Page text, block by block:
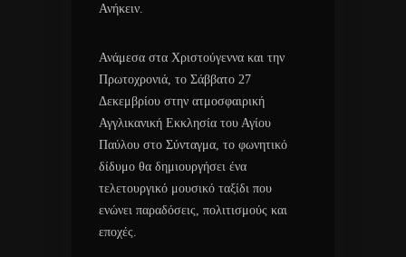
Ανήκειν.
Ανάμεσα στα Χριστούγεννα και την
Πρωτοχρονιά, το Σάββατο 27
Δεκεμβρίου στην ατμοσφαιρική
Αγγλικανική Εκκλησία του Αγίου
Παύλου στο Σύνταγμα, το φωνητικό
δίδυμο θα δημιουργήσει ένα
τελετουργικό μουσικό ταξίδι που
ενώνει παραδόσεις, πολιτισμούς και
εποχές.